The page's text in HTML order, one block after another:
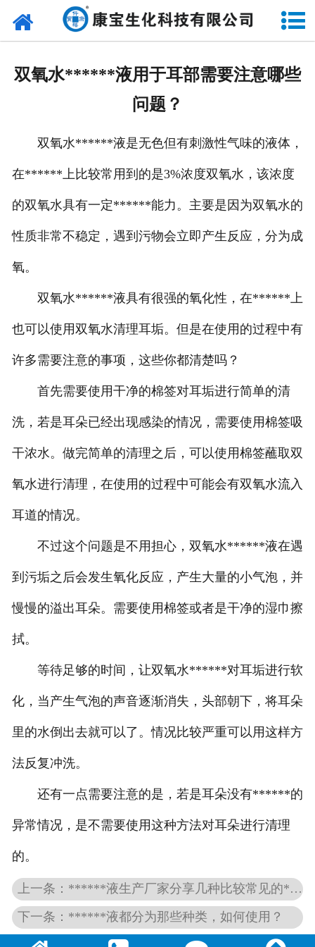
网站首页
发货现场
客户留言
双氧水******液用于耳部需要注意哪些
问题？
双氧水******液是无色但有刺激性气味的液体，
在******上比较常用到的是3%浓度双氧水，该浓度
的双氧水具有一定******能力。主要是因为双氧水的
性质非常不稳定，遇到污物会立即产生反应，分为成
氧。
双氧水******液具有很强的氧化性，在******上
也可以使用双氧水清理耳垢。但是在使用的过程中有
许多需要注意的事项，这些你都清楚吗？
首先需要使用干净的棉签对耳垢进行简单的清
洗，若是耳朵已经出现感染的情况，需要使用棉签吸
干浓水。做完简单的清理之后，可以使用棉签蘸取双
氧水进行清理，在使用的过程中可能会有双氧水流入
耳道的情况。
不过这个问题是不用担心，双氧水******液在遇
到污垢之后会发生氧化反应，产生大量的小气泡，并
慢慢的溢出耳朵。需要使用棉签或者是干净的湿巾擦
拭。
等待足够的时间，让双氧水******对耳垢进行软
化，当产生气泡的声音逐渐消失，头部朝下，将耳朵
里的水倒出去就可以了。情况比较严重可以用这样方
法反复冲洗。
还有一点需要注意的是，若是耳朵没有******的
异常情况，是不需要使用这种方法对耳朵进行清理
的。
上一条：******液生产厂家分享几种比较常见的******水
下一条：******液都分为那些种类，如何使用？